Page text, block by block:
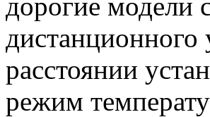
дистанционного
расстоянии
режим